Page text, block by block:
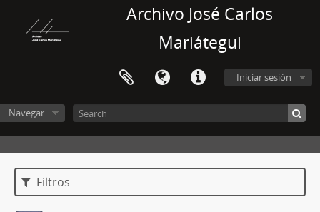
Archivo José Carlos
Mariátegui
Iniciar sesión
Navegar
Filtros